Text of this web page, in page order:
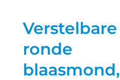
Verstelbare
ronde
blaasmond,